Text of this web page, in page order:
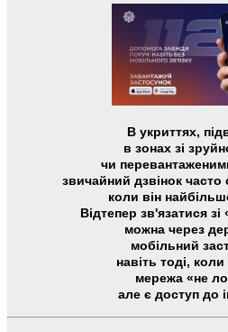
В укриттях,
в зонах зі
чи
звичайний дзвінок
коли він
Відтепер зв'язатися
можна через
мобільний
навіть тоді,
мережа «не
але є доступ до